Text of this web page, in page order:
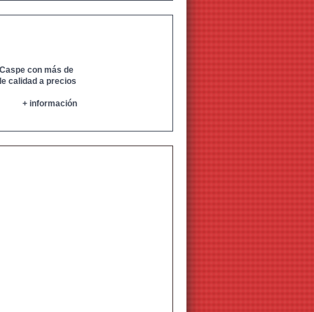
con más de
calidad a precios
+ información